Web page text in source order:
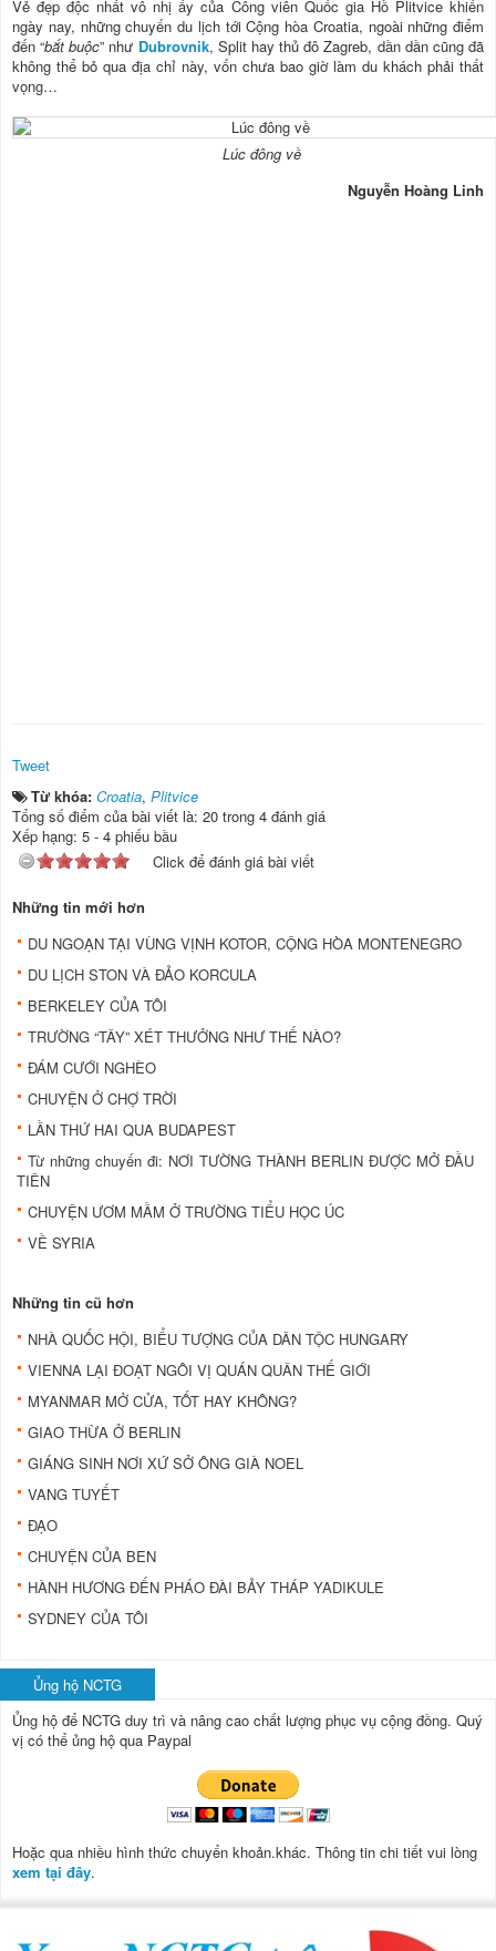
Vẻ đẹp độc nhất vô nhị ấy của Công viên Quốc gia Hồ Plitvice khiến
ngày nay, những chuyến du lịch tới Cộng hòa Croatia, ngoài những điểm
đến “bắt buộc” như Dubrovnik, Split hay thủ đô Zagreb, dần dần cũng đã
không thể bỏ qua địa chỉ này, vốn chưa bao giờ làm du khách phải thất
vọng…
Lúc đông về
Nguyễn Hoàng Linh
Tweet
Từ khóa: Croatia, Plitvice
Tổng số điểm của bài viết là: 20 trong 4 đánh giá
Xếp hạng: 5 - 4 phiếu bầu
Click để đánh giá bài viết
Những tin mới hơn
DU NGOẠN TẠI VÙNG VỊNH KOTOR, CỘNG HÒA MONTENEGRO
DU LỊCH STON VÀ ĐẢO KORCULA
BERKELEY CỦA TÔI
TRƯỜNG “TÂY” XÉT THƯỞNG NHƯ THẾ NÀO?
ĐÁM CƯỚI NGHÈO
CHUYỆN Ở CHỢ TRỜI
LẦN THỨ HAI QUA BUDAPEST
Từ những chuyến đi: NƠI TƯỜNG THÀNH BERLIN ĐƯỢC MỞ ĐẦU
TIÊN
CHUYỆN ƯƠM MẦM Ở TRƯỜNG TIỂU HỌC ÚC
VỀ SYRIA
Những tin cũ hơn
NHÀ QUỐC HỘI, BIỂU TƯỢNG CỦA DÂN TỘC HUNGARY
VIENNA LẠI ĐOẠT NGÔI VỊ QUÁN QUÂN THẾ GIỚI
MYANMAR MỞ CỬA, TỐT HAY KHÔNG?
GIAO THỪA Ở BERLIN
GIÁNG SINH NƠI XỨ SỞ ÔNG GIÀ NOEL
VANG TUYẾT
ĐẠO
CHUYỆN CỦA BEN
HÀNH HƯƠNG ĐẾN PHÁO ĐÀI BẢY THÁP YADIKULE
SYDNEY CỦA TÔI
Ủng hộ NCTG
Ủng hộ để NCTG duy trì và nâng cao chất lượng phục vụ cộng đồng. Quý
vị có thể ủng hộ qua Paypal
Hoặc qua nhiều hình thức chuyển khoản.khác. Thông tin chi tiết vui lòng
xem tại đây.